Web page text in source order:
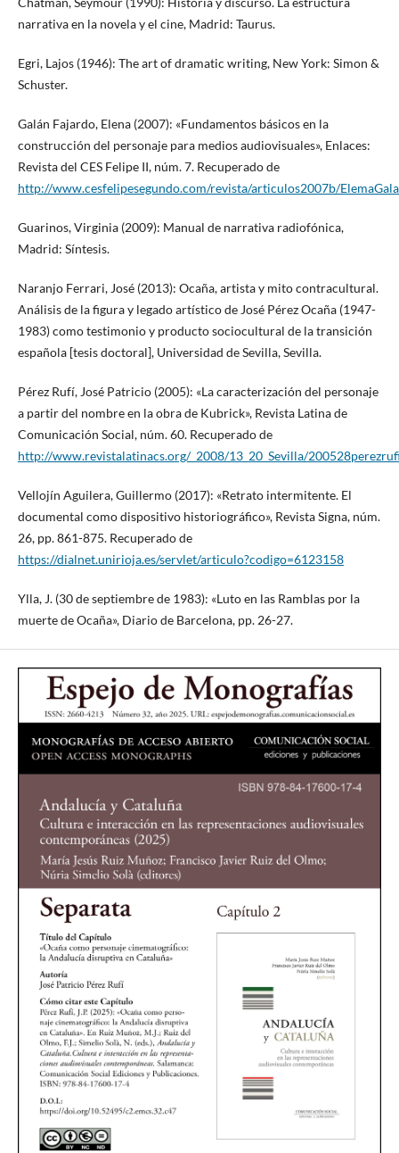
narrativa en la novela y el cine, Madrid: Taurus.
Egri, Lajos (1946): The art of dramatic writing, New York: Simon &
Schuster.
Galán Fajardo, Elena (2007): «Fundamentos básicos en la
construcción del personaje para medios audiovisuales», Enlaces:
Revista del CES Felipe II, núm. 7. Recuperado de
http://www.cesfelipesegundo.com/revista/articulos2007b/
Guarinos, Virginia (2009): Manual de narrativa radiofónica,
Madrid: Síntesis.
Naranjo Ferrari, José (2013): Ocaña, artista y mito contracultural.
Análisis de la figura y legado artístico de José Pérez Ocaña (1947-
1983) como testimonio y producto sociocultural de la transición
española [tesis doctoral], Universidad de Sevilla, Sevilla.
Pérez Rufí, José Patricio (2005): «La caracterización del personaje
a partir del nombre en la obra de Kubrick», Revista Latina de
Comunicación Social, núm. 60. Recuperado de
http://www.revistalatinacs.org/_2008/13_20_Sevilla/
Vellojín Aguilera, Guillermo (2017): «Retrato intermitente. El
documental como dispositivo historiográfico», Revista Signa, núm.
26, pp. 861-875. Recuperado de
https://dialnet.unirioja.es/servlet/articulo?codigo=6123158
Ylla, J. (30 de septiembre de 1983): «Luto en las Ramblas por la
muerte de Ocaña», Diario de Barcelona, pp. 26-27.